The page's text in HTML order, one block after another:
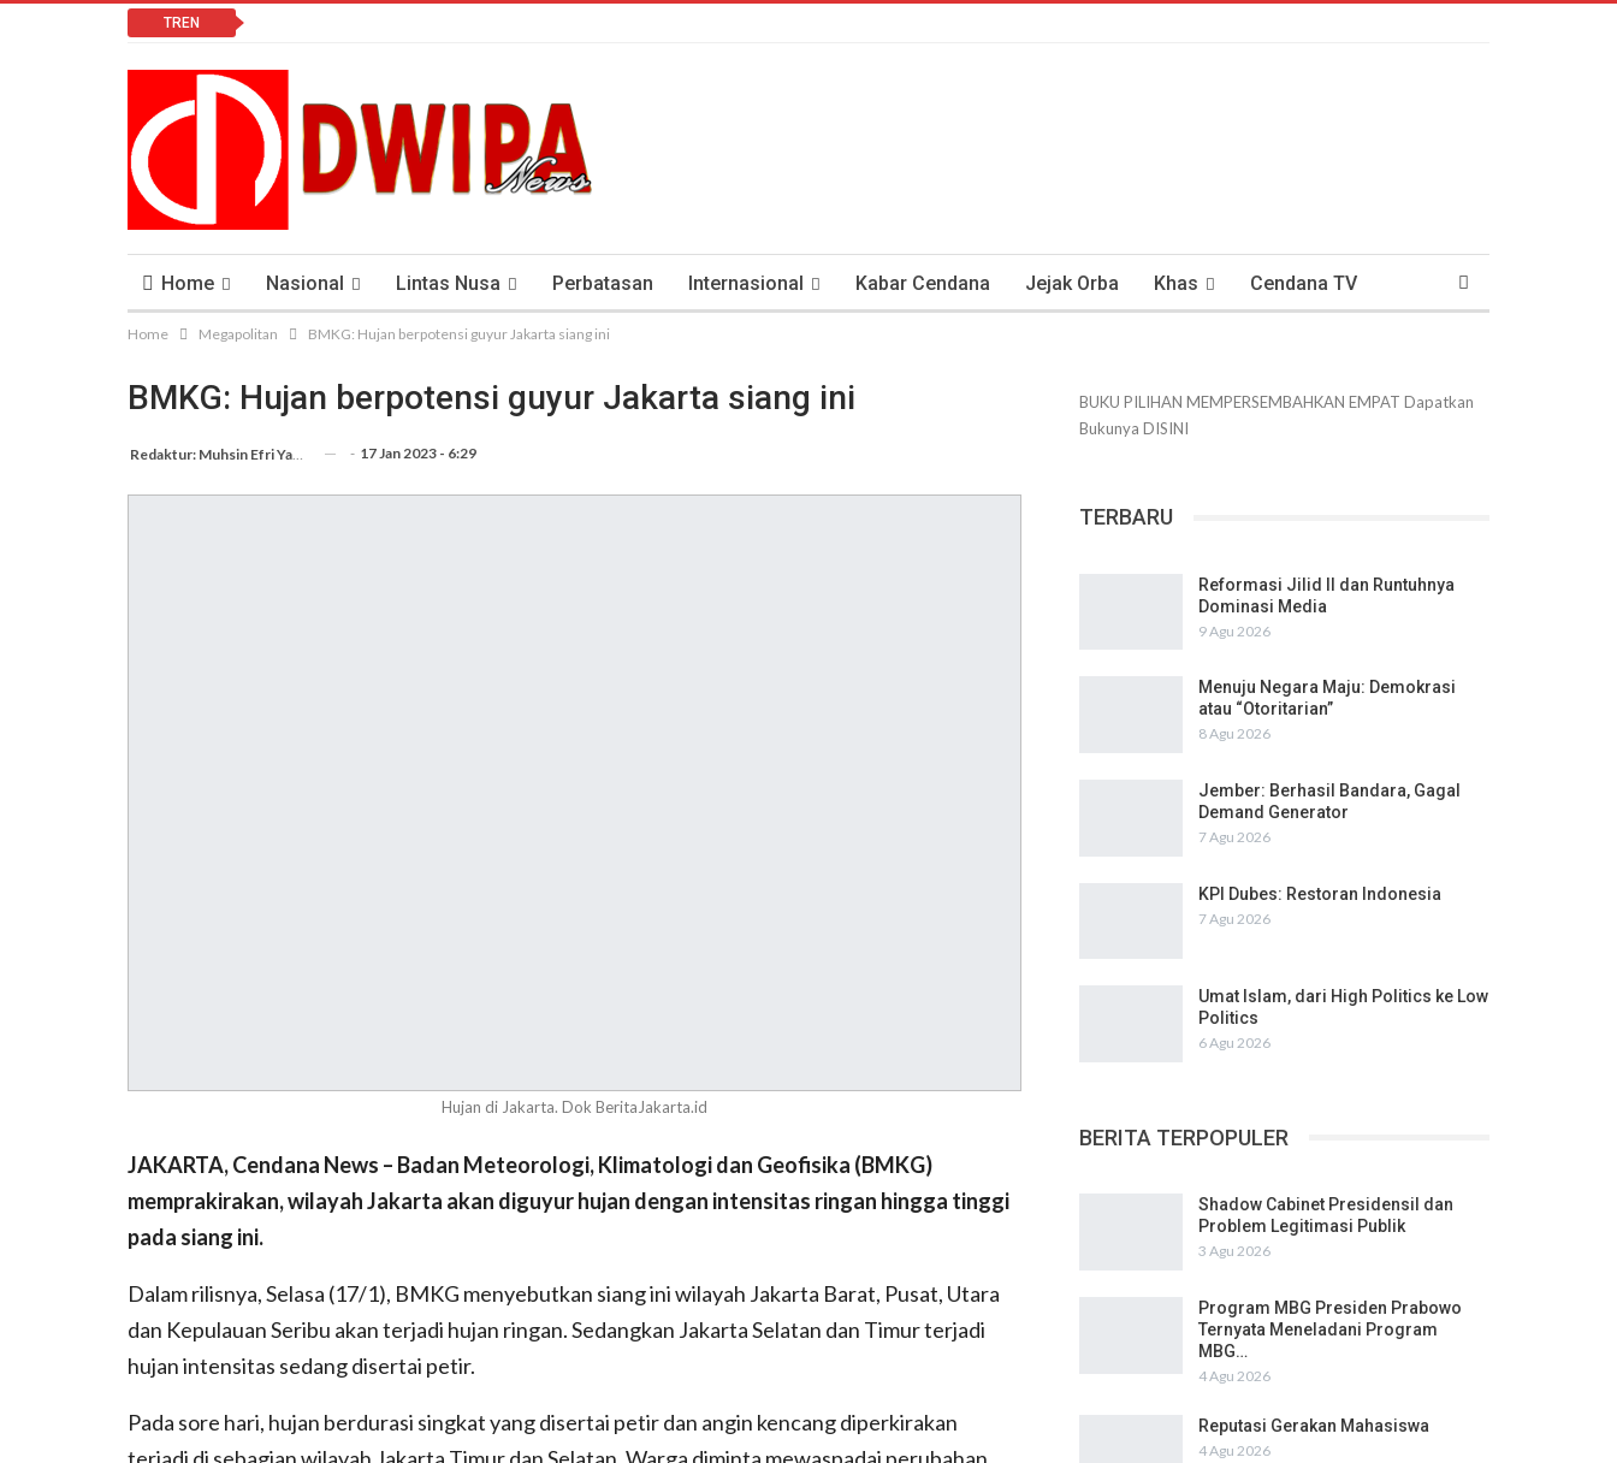
TREN
Home Nasional Lintas Nusa Perbatasan Internasional Kabar Cendana Jejak Orba Khas Cendana TV
Lomba Vlog Cendana News Peduli Kesehatan Antisipasi COVID-19
Home Megapolitan BMKG: Hujan berpotensi guyur Jakarta siang ini
BMKG: Hujan berpotensi guyur Jakarta siang ini
- 17 Jan 2023 - 6:29
Hujan di Jakarta. Dok BeritaJakarta.id
JAKARTA, Cendana News – Badan Meteorologi, Klimatologi dan Geofisika (BMKG)
memprakirakan, wilayah Jakarta akan diguyur hujan dengan intensitas ringan hingga tinggi
pada siang ini.
Dalam rilisnya, Selasa (17/1), BMKG menyebutkan siang ini wilayah Jakarta Barat, Pusat, Utara
dan Kepulauan Seribu akan terjadi hujan ringan. Sedangkan Jakarta Selatan dan Timur terjadi
hujan intensitas sedang disertai petir.
Pada sore hari, hujan berdurasi singkat yang disertai petir dan angin kencang diperkirakan
BUKU PILIHAN MEMPERSEMBAHKAN EMPAT Dapatkan
Bukunya DISINI
TERBARU
Reformasi Jilid II dan Runtuhnya
Dominasi Media
9 Agu 2026
Menuju Negara Maju: Demokrasi
atau “Otoritarian”
8 Agu 2026
Jember: Berhasil Bandara, Gagal
Demand Generator
7 Agu 2026
KPI Dubes: Restoran Indonesia
7 Agu 2026
Umat Islam, dari High Politics ke Low
Politics
6 Agu 2026
BERITA TERPOPULER
Shadow Cabinet Presidensil dan
Problem Legitimasi Publik
3 Agu 2026
Program MBG Presiden Prabowo
Ternyata Meneladani Program
MBG…
4 Agu 2026
Reputasi Gerakan Mahasiswa
4 Agu 2026